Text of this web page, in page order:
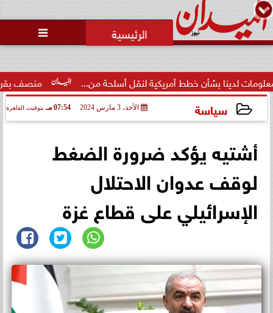

منصف بقرار يلتحق بشأن خطط أمريكية لنقل أسلحة من...
سياسة الأحد، 3 مارس 2024 07:54 مـ بتوقيت القاهرة
أشتيه يؤكد ضرورة الضغط
لوقف عدوان الاحتلال
الإسرائيلي على قطاع غزة